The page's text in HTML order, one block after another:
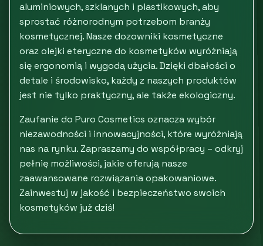
aluminiowych, szklanych i plastikowych, aby
sprostać różnorodnym potrzebom branży
kosmetycznej. Nasze dozowniki kosmetyczne
oraz olejki eteryczne do kosmetyków wyróżniają
się ergonomią i wygodą użycia. Dzięki dbałości o
detale i środowisko, każdy z naszych produktów
jest nie tylko praktyczny, ale także ekologiczny.
Zaufanie do Puro Cosmetics oznacza wybór
niezawodności i innowacyjności, które wyróżniają
nas na rynku. Zapraszamy do współpracy – odkryj
pełnię możliwości, jakie oferują nasze
zaawansowane rozwiązania opakowaniowe.
Zainwestuj w jakość i bezpieczeństwo swoich
kosmetyków już dziś!